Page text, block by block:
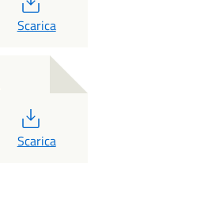
PDF
Scarica
PDF
Scarica